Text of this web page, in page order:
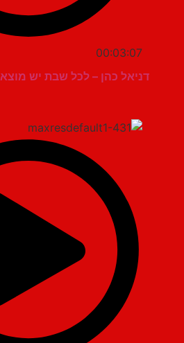
00:03:07
דניאל כהן – לכל שבת יש מוצאי שבת!